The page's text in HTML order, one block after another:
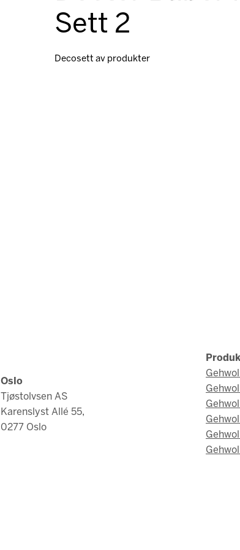
Sett 2
Decosett av produkter
Oslo
Tjøstolvsen AS
Karenslyst Allé 55,
0277 Oslo